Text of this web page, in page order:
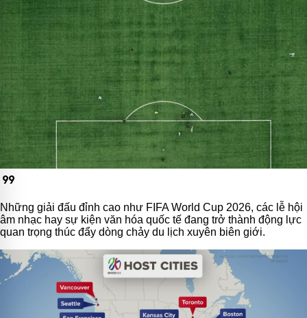
format_quote
Những giải đấu đỉnh cao như FIFA World Cup 2026, các lễ hội
âm nhạc hay sự kiện văn hóa quốc tế đang trở thành động lực
quan trọng thúc đẩy dòng chảy du lịch xuyên biên giới.